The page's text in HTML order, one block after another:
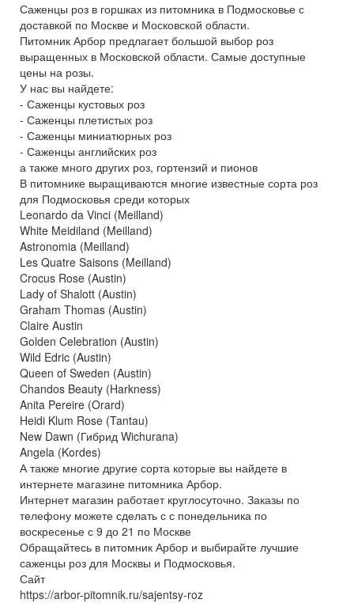
Саженцы роз в горшках из питомника в Подмосковье с
доставкой по Москве и Московской области.
Питомник Арбор предлагает большой выбор роз
выращенных в Московской области. Самые доступные
цены на розы.
У нас вы найдете:
- Саженцы кустовых роз
- Саженцы плетистых роз
- Саженцы миниатюрных роз
- Саженцы английских роз
а также много других роз, гортензий и пионов
В питомнике выращиваются многие известные сорта роз
для Подмосковья среди которых
Leonardo da Vinci (Meilland)
White Meidiland (Meilland)
Astronomia (Meilland)
Les Quatre Saisons (Meilland)
Crocus Rose (Austin)
Lady of Shalott (Austin)
Graham Thomas (Austin)
Claire Austin
Golden Celebration (Austin)
Wild Edric (Austin)
Queen of Sweden (Austin)
Chandos Beauty (Harkness)
Anita Pereire (Orard)
Heidi Klum Rose (Tantau)
New Dawn (Гибрид Wichurana)
Angela (Kordes)
А также многие другие сорта которые вы найдете в
интернете магазине питомника Арбор.
Интернет магазин работает круглосуточно. Заказы по
телефону можете сделать с с понедельника по
воскресенье с 9 до 21 по Москве
Обращайтесь в питомник Арбор и выбирайте лучшие
саженцы роз для Москвы и Подмосковья.
Сайт
https://arbor-pitomnik.ru/sajentsy-roz